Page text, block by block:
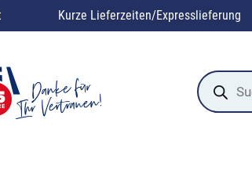
Kurze Lieferzeiten/Expresslieferung
Products
search